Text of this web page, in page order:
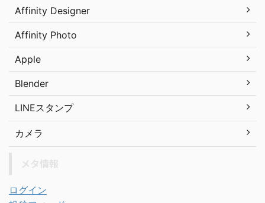
Affinity Designer
Affinity Photo
Apple
Blender
LINEスタンプ
カメラ
ログイン